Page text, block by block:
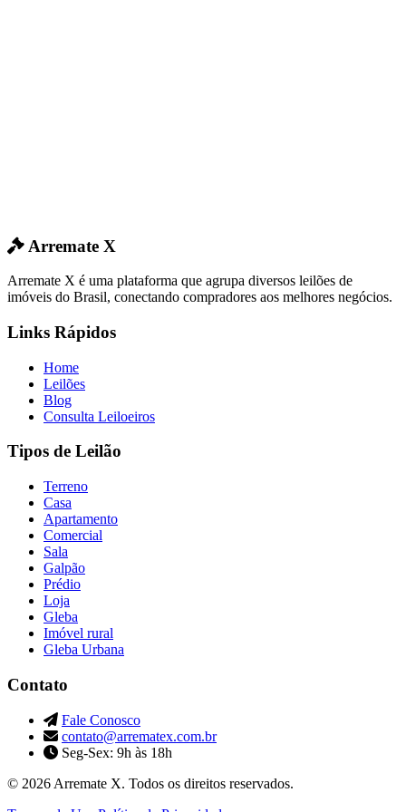
Arremate X
Arremate X é uma plataforma que agrupa diversos leilões de
imóveis do Brasil, conectando compradores aos melhores negócios.
Links Rápidos
Home
Leilões
Blog
Consulta Leiloeiros
Tipos de Leilão
Terreno
Casa
Apartamento
Comercial
Sala
Galpão
Prédio
Loja
Gleba
Imóvel rural
Gleba Urbana
Contato
Fale Conosco
contato@arrematex.com.br
Seg-Sex: 9h às 18h
© 2026 Arremate X. Todos os direitos reservados.